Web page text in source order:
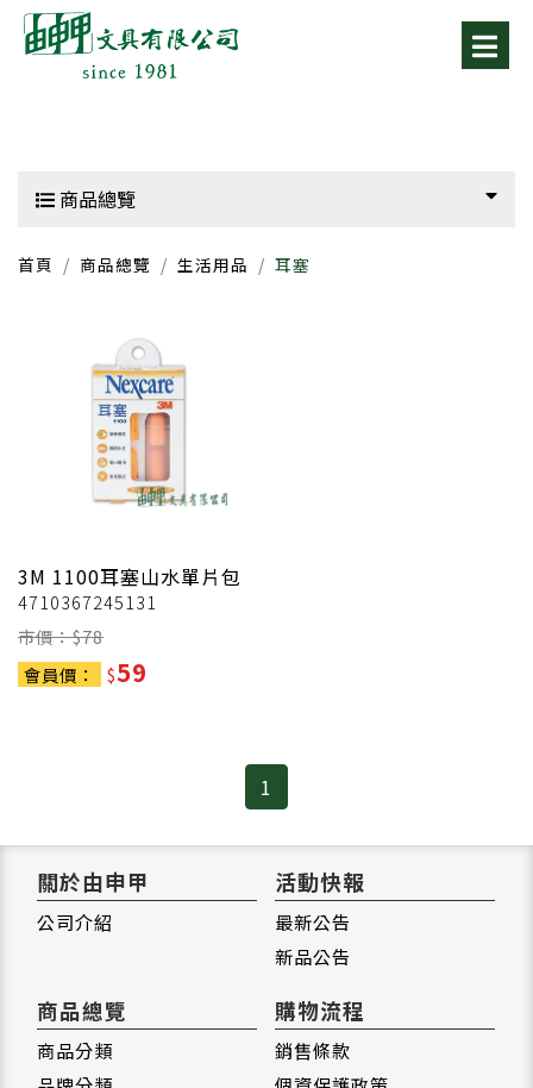
商品總覽
首頁 商品總覽 生活用品 耳塞
3M 1100耳塞山水單片包
4710367245131
市價：$78
會員價：
$59
1
關於由申甲
公司介紹
活動快報
最新公告
新品公告
商品總覽
商品分類
購物流程
銷售條款